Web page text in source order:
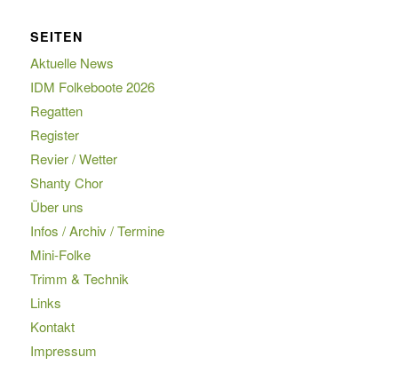
SEITEN
Aktuelle News
IDM Folkeboote 2026
Regatten
Register
Revier / Wetter
Shanty Chor
Über uns
Infos / Archiv / Termine
Mini-Folke
Trimm & Technik
Links
Kontakt
Impressum